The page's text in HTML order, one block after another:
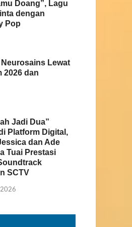
Doang”, Lagu
dengan
Pop
Lewat
2026 dan
Jadi Dua”
Platform Digital,
dan Ade
Tuai Prestasi
SCTV